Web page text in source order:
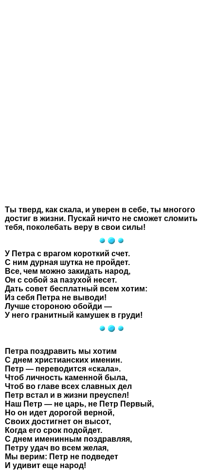
Ты тверд, как скала, и уверен в себе, ты многого
достиг в жизни. Пускай ничто не сможет сломить
тебя, поколебать веру в свои силы!
У Петра с врагом короткий счет.
С ним дурная шутка не пройдет.
Все, чем можно закидать народ,
Он с собой за пазухой несет.
Дать совет бесплатный всем хотим:
Из себя Петра не выводи!
Лучше стороною обойди —
У него гранитный камушек в груди!
Петра поздравить мы хотим
С днем христианских именин.
Петр — переводится «скала».
Чтоб личность каменной была,
Чтоб во главе всех славных дел
Петр встал и в жизни преуспел!
Наш Петр — не царь, не Петр Первый,
Но он идет дорогой верной,
Своих достигнет он высот,
Когда его срок подойдет.
С днем именинным поздравляя,
Петру удач во всем желая,
Мы верим: Петр не подведет
И удивит еще народ!